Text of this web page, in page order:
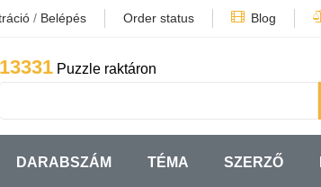
/ Belépés Order status Blog
13331 Puzzle raktáron
DARABSZÁM TÉMA SZERZŐ